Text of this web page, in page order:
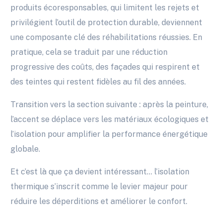
produits écoresponsables, qui limitent les rejets et
privilégient l’outil de protection durable, deviennent
une composante clé des réhabilitations réussies. En
pratique, cela se traduit par une réduction
progressive des coûts, des façades qui respirent et
des teintes qui restent fidèles au fil des années.
Transition vers la section suivante : après la peinture,
l’accent se déplace vers les matériaux écologiques et
l’isolation pour amplifier la performance énergétique
globale.
Et c’est là que ça devient intéressant… l’isolation
thermique s’inscrit comme le levier majeur pour
réduire les déperditions et améliorer le confort.